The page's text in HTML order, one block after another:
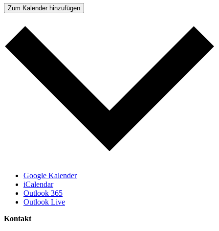
Zum Kalender hinzufügen
Google Kalender
iCalendar
Outlook 365
Outlook Live
Kontakt